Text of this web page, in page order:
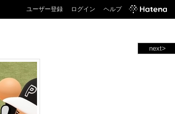
ユーザー登録 ログイン ヘルプ
next>